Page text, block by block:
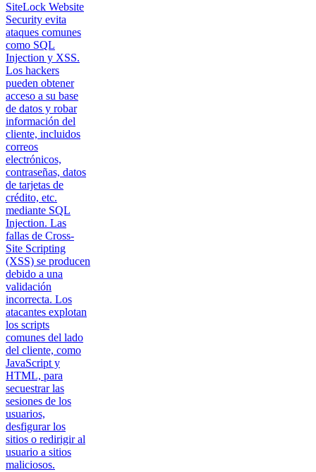
SiteLock Website
Security evita
ataques comunes
como SQL
Injection y XSS.
Los hackers
pueden obtener
acceso a su base
de datos y robar
información del
cliente, incluidos
correos
electrónicos,
contraseñas, datos
de tarjetas de
crédito, etc.
mediante SQL
Injection. Las
fallas de Cross-
Site Scripting
(XSS) se producen
debido a una
validación
incorrecta. Los
atacantes explotan
los scripts
comunes del lado
del cliente, como
JavaScript y
HTML, para
secuestrar las
sesiones de los
usuarios,
desfigurar los
sitios o redirigir al
usuario a sitios
maliciosos.